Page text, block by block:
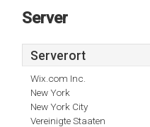
Server
Serverort
Wix.com Inc.
New York
New York City
Vereinigte Staaten